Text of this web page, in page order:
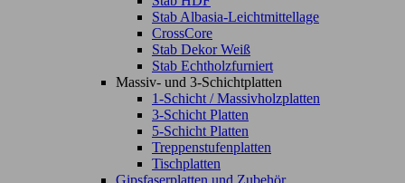
Stab Albasia-Leichtmittellage
CrossCore
Stab Dekor Weiß
Stab Echtholzfurniert
Massiv- und 3-Schichtplatten
1-Schicht / Massivholzplatten
3-Schicht Platten
5-Schicht Platten
Treppenstufenplatten
Tischplatten